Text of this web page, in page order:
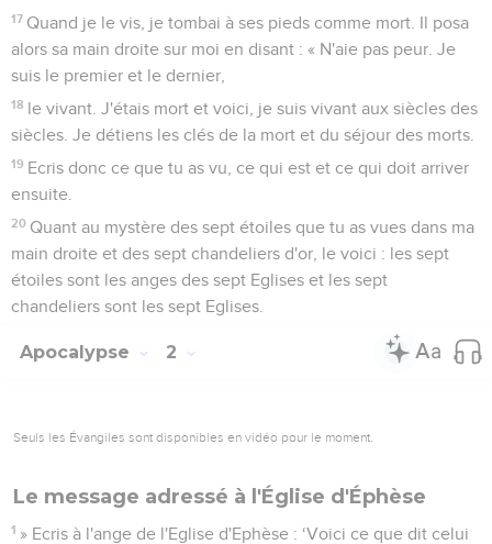
17 Quand je le vis, je tombai à ses pieds comme mort. Il posa
alors sa main droite sur moi en disant : « N'aie pas peur. Je
suis le premier et le dernier,
18 le vivant. J'étais mort et voici, je suis vivant aux siècles des
siècles. Je détiens les clés de la mort et du séjour des morts.
19 Ecris donc ce que tu as vu, ce qui est et ce qui doit arriver
ensuite.
20 Quant au mystère des sept étoiles que tu as vues dans ma
main droite et des sept chandeliers d'or, le voici : les sept
étoiles sont les anges des sept Eglises et les sept
chandeliers sont les sept Eglises.
Apocalypse 2
Seuls les Évangiles sont disponibles en vidéo pour le moment.
Le message adressé à l'Église d'Éphèse
1 » Ecris à l'ange de l'Eglise d'Ephèse : ‘Voici ce que dit celui